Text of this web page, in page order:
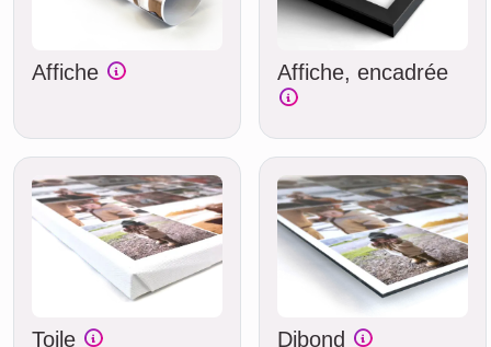
Affiche Affiche, encadrée
Toile Dibond